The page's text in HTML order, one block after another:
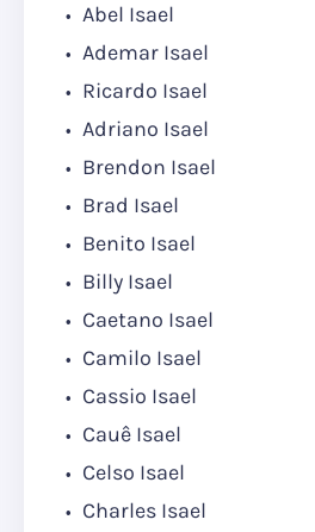
Abel Isael
Ademar Isael
Ricardo Isael
Adriano Isael
Brendon Isael
Brad Isael
Benito Isael
Billy Isael
Caetano Isael
Camilo Isael
Cassio Isael
Cauê Isael
Celso Isael
Charles Isael